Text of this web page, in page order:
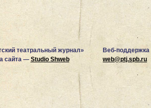
театральный журнал»
сайта — Studio Shweb
Веб-поддержка
web@ptj.spb.ru